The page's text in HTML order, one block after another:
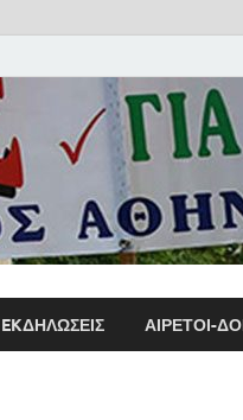
EKΔΗΛΩΣΕΙΣ ΑΙΡΕΤΟΙ-